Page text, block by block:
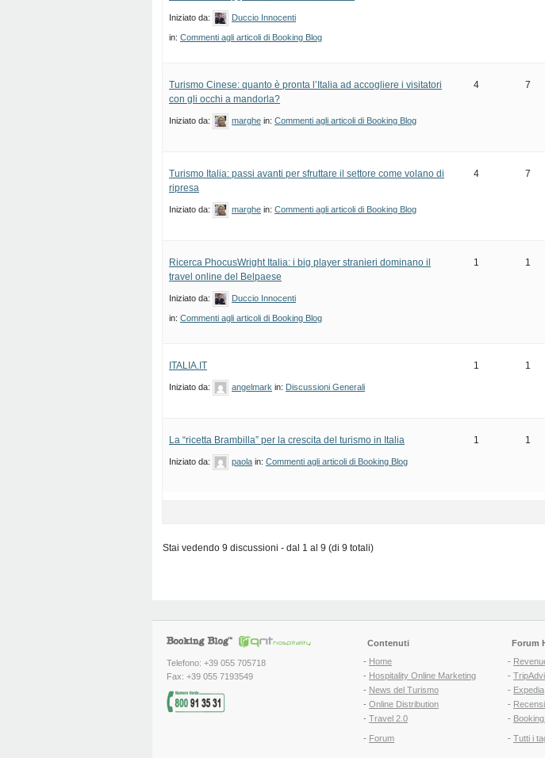
Iniziato da: Duccio Innocenti
in: Commenti agli articoli di Booking Blog
Turismo Cinese: quanto è pronta l’Italia ad accogliere i visitatori
con gli occhi a mandorla?
Iniziato da: marghe in: Commenti agli articoli di Booking Blog
4 7
Turismo Italia: passi avanti per sfruttare il settore come volano di
ripresa
Iniziato da: marghe in: Commenti agli articoli di Booking Blog
4 7
Ricerca PhocusWright Italia: i big player stranieri dominano il
travel online del Belpaese
Iniziato da: Duccio Innocenti
in: Commenti agli articoli di Booking Blog
1 1
ITALIA.IT
Iniziato da: angelmark in: Discussioni Generali
1 1
La “ricetta Brambilla” per la crescita del turismo in Italia
Iniziato da: paola in: Commenti agli articoli di Booking Blog
1 1
Stai vedendo 9 discussioni - dal 1 al 9 (di 9 totali)
Telefono: +39 055 705718
Fax: +39 055 7193549
Contenuti
- Home
- Hospitality Online Marketing
- News del Turismo
- Online Distribution
- Travel 2.0
- Forum
Forum
-
-
- Expedia
-
-
- Tutti i